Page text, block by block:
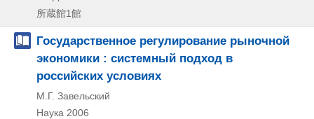
所蔵館1館
Государственное регулирование рыночной
экономики : системный подход в
российских условиях
М.Г. Завельский
Наука 2006